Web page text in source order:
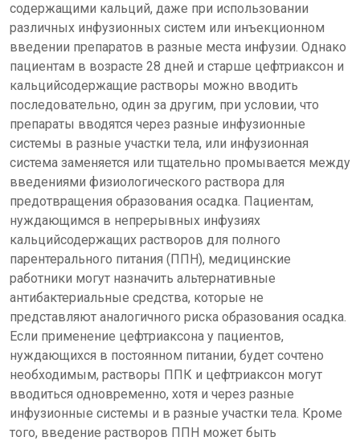
содержащими кальций, даже при использовании
различных инфузионных систем или инъекционном
введении препаратов в разные места инфузии. Однако
пациентам в возрасте 28 дней и старше цефтриаксон и
кальцийсодержащие растворы можно вводить
последовательно, один за другим, при условии, что
препараты вводятся через разные инфузионные
системы в разные участки тела, или инфузионная
система заменяется или тщательно промывается между
введениями физиологического раствора для
предотвращения образования осадка. Пациентам,
нуждающимся в непрерывных инфузиях
кальцийсодержащих растворов для полного
парентерального питания (ППН), медицинские
работники могут назначить альтернативные
антибактериальные средства, которые не
представляют аналогичного риска образования осадка.
Если применение цефтриаксона у пациентов,
нуждающихся в постоянном питании, будет сочтено
необходимым, растворы ППК и цефтриаксон могут
вводиться одновременно, хотя и через разные
инфузионные системы и в разные участки тела. Кроме
того, введение растворов ППН может быть